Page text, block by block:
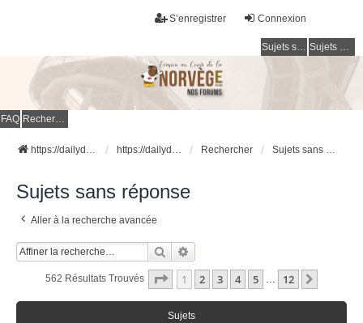
Connexion
S’enregistrer
Sujets sans réponse Sujets actifs
FAQ Rechercher
https://dailydigesthub.com https://dailydigesthub.com Rechercher Sujets sans réponse
Sujets sans réponse
Aller à la recherche avancée
Rechercher
562 Résultats Trouvés Page 1Sur
1 2 3 4 5 … 12
Sujets